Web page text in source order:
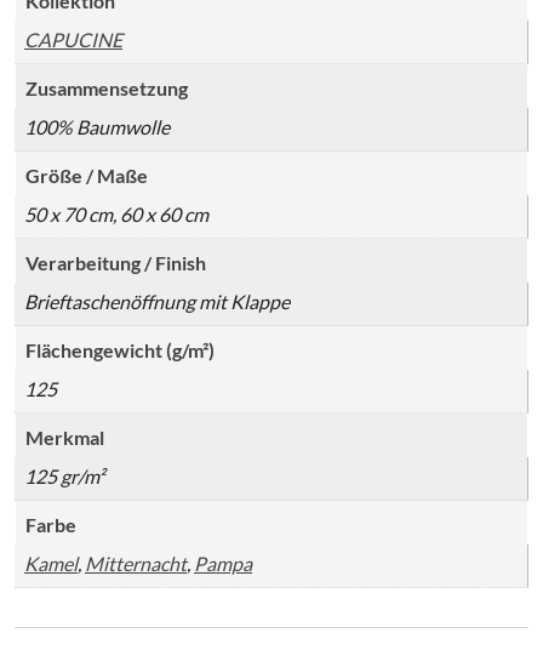
CAPUCINE
Zusammensetzung
100% Baumwolle
Größe / Maße
50 x 70 cm, 60 x 60 cm
Verarbeitung / Finish
Brieftaschenöffnung mit Klappe
Flächengewicht (g/m²)
125
Merkmal
125 gr/m²
Farbe
Kamel, Mitternacht, Pampa